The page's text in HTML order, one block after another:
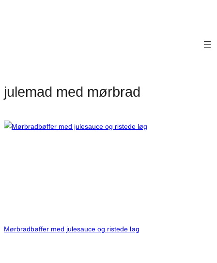
julemad med mørbrad
Mørbradbøffer med julesauce og ristede løg